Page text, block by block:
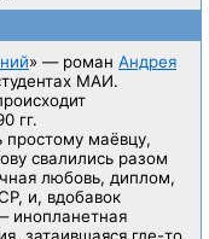
» — роман Андрея
МАИ.
гг.
простому маёвцу,
свалились разом
любовь, диплом,
и, вдобавок
инопланетная